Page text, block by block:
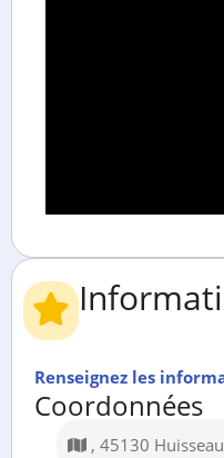
Renseignez les
Coordonnées
, 45130